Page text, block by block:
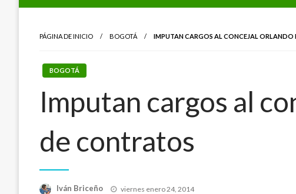
PÁGINA DE INICIO BOGOTÁ IMPUTAN CARGOS AL CONCEJAL ORLANDO
BOGOTÁ
Imputan cargos al
de contratos
Iván Briceño
Publicado
viernes enero 24, 2014